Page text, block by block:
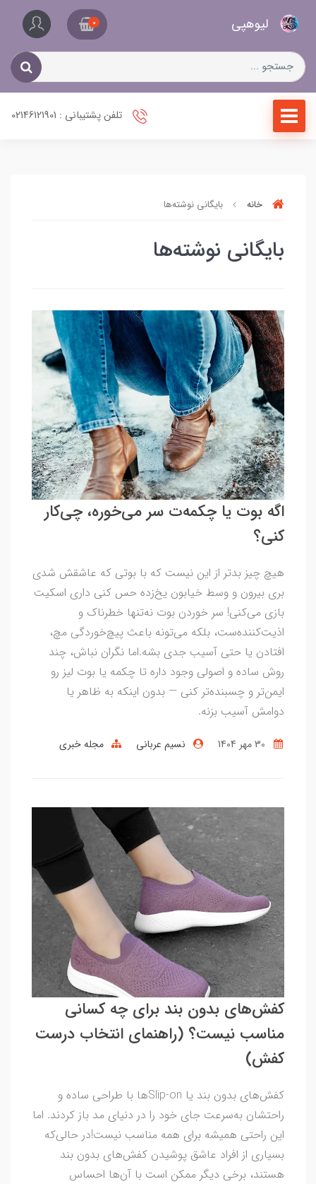
لیو‌هپی 0
تلفن پشتیبانی : 02146121901
خانه بایگانی نوشته‌ها
بایگانی نوشته‌ها
اگه بوت یا چکمه‌ت سر می‌خوره، چی‌کار
کنی؟
هیچ چیز بدتر از این نیست که با بوتی که عاشقش شدی
بری بیرون و وسط خیابون یخ‌زده حس کنی داری اسکیت
بازی می‌کنی! سر خوردن بوت نه‌تنها خطرناک و
اذیت‌کننده‌ست، بلکه می‌تونه باعث پیچ‌خوردگی مچ،
افتادن یا حتی آسیب جدی بشه.اما نگران نباش، چند
روش ساده و اصولی وجود داره تا چکمه یا بوت لیز رو
ایمن‌تر و چسبنده‌تر کنی — بدون اینکه به ظاهر یا
دوامش آسیب بزنه.
نسیم عربانی مجله خبری
کفش‌های بدون بند برای چه کسانی
مناسب نیست؟ (راهنمای انتخاب درست
کفش)
کفش‌های بدون بند یا Slip-on‌ها با طراحی ساده و
راحتشان به‌سرعت جای خود را در دنیای مد باز کردند. اما
این راحتی همیشه برای همه مناسب نیست!در حالی‌که
بسیاری از افراد عاشق پوشیدن کفش‌های بدون بند
هستند، برخی دیگر ممکن است با آن‌ها احساس